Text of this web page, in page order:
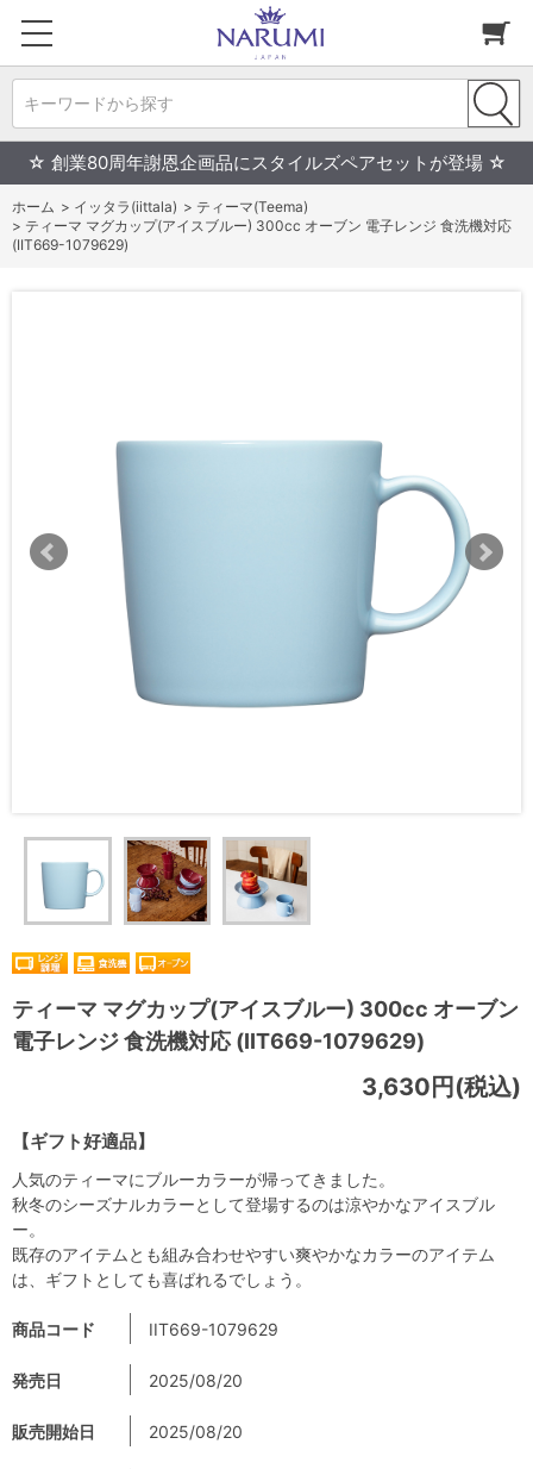
キーワードから探す
☆ 創業80周年謝恩企画品にスタイルズペアセットが登場 ☆
ホーム > イッタラ(iittala) > ティーマ(Teema)
> ティーマ マグカップ(アイスブルー) 300cc オーブン 電子レンジ 食洗機対応
(IIT669-1079629)
ティーマ マグカップ(アイスブルー) 300cc オーブン
電子レンジ 食洗機対応 (IIT669-1079629)
【ギフト好適品】
3,630円(税込)
商品コード IIT669-1079629
発売日 2025/08/20
販売開始日 2025/08/20
人気のティーマにブルーカラーが帰ってきました。
秋冬のシーズナルカラーとして登場するのは涼やかなアイスブル
ー。
既存のアイテムとも組み合わせやすい爽やかなカラーのアイテム
は、ギフトとしても喜ばれるでしょう。